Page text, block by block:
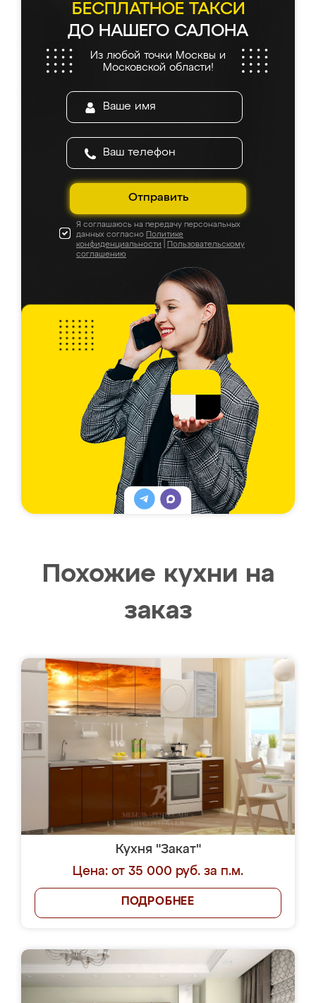
БЕСПЛАТНОЕ ТАКСИ
ДО НАШЕГО САЛОНА
Из любой точки Москвы и
Московской области!
Отправить
Я соглашаюсь на передачу персональных
данных согласно Политике
конфиденциальности
Пользовательскому
соглашению
Похожие кухни на
заказ
Кухня "Закат"
Цена: от 35 000 руб. за п.м.
ПОДРОБНЕЕ